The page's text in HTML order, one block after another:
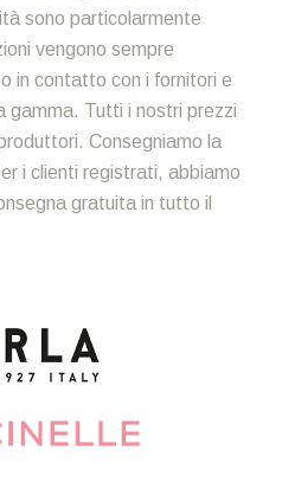
sono particolarmente
vengono sempre
in contatto con i fornitori e
gamma. Tutti i nostri prezzi
Consegniamo la
i clienti registrati, abbiamo
gratuita in tutto il